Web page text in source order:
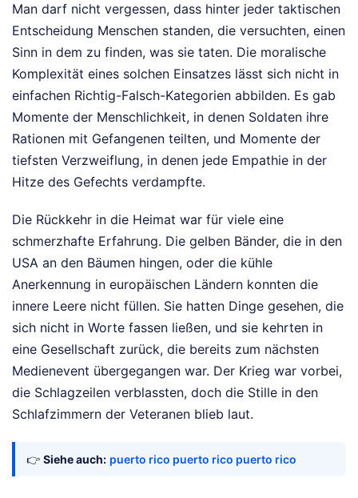
Man darf nicht vergessen, dass hinter jeder taktischen
Entscheidung Menschen standen, die versuchten, einen
Sinn in dem zu finden, was sie taten. Die moralische
Komplexität eines solchen Einsatzes lässt sich nicht in
einfachen Richtig-Falsch-Kategorien abbilden. Es gab
Momente der Menschlichkeit, in denen Soldaten ihre
Rationen mit Gefangenen teilten, und Momente der
tiefsten Verzweiflung, in denen jede Empathie in der
Hitze des Gefechts verdampfte.
Die Rückkehr in die Heimat war für viele eine
schmerzhafte Erfahrung. Die gelben Bänder, die in den
USA an den Bäumen hingen, oder die kühle
Anerkennung in europäischen Ländern konnten die
innere Leere nicht füllen. Sie hatten Dinge gesehen, die
sich nicht in Worte fassen ließen, und sie kehrten in
eine Gesellschaft zurück, die bereits zum nächsten
Medienevent übergegangen war. Der Krieg war vorbei,
die Schlagzeilen verblassten, doch die Stille in den
Schlafzimmern der Veteranen blieb laut.
👉 Siehe auch: puerto rico puerto rico puerto rico